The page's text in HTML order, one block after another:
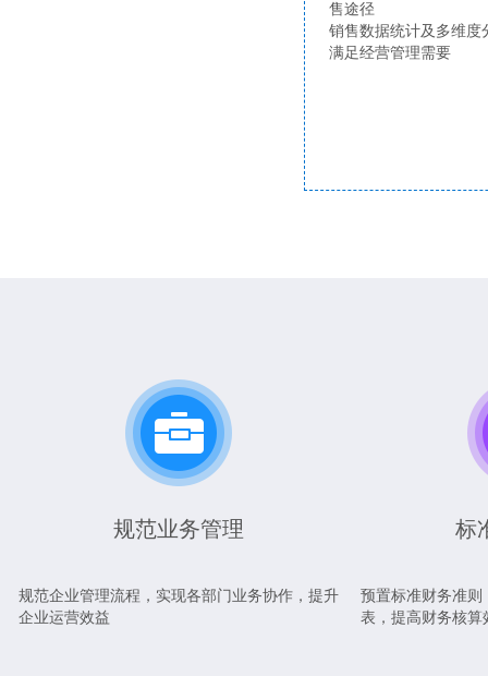
售途径
销售数据统计及多维度
满足经营管理需要
规范业务管理
规范企业管理流程，实现各部门业务协作，提升
企业运营效益
标
预置标准财务准则
表，提高财务核算